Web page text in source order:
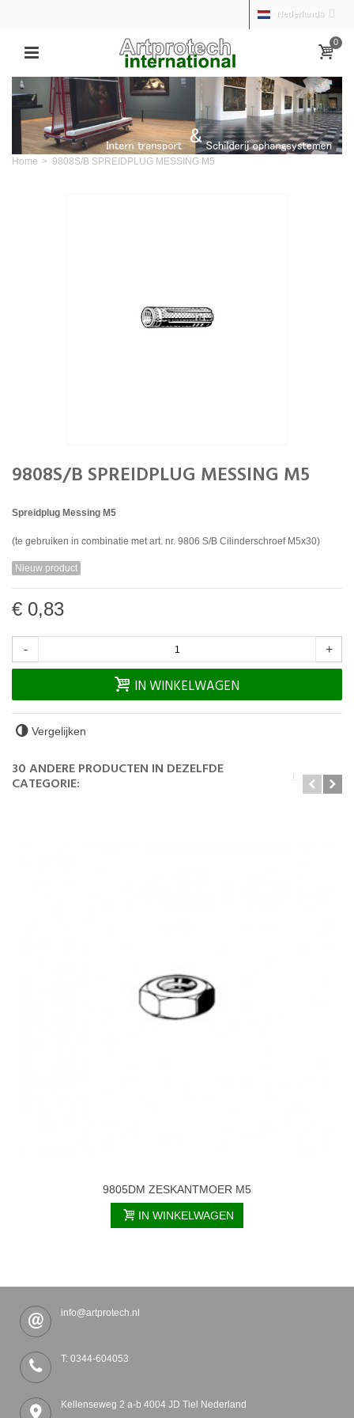
Nederlands
0
Home > 9808S/B SPREIDPLUG MESSING M5
9808S/B SPREIDPLUG MESSING M5
Spreidplug Messing M5
(te gebruiken in combinatie met art. nr. 9806 S/B Cilinderschroef M5x30)
Nieuw product
€ 0,83
- +
IN WINKELWAGEN
Vergelijken
30 ANDERE PRODUCTEN IN DEZELFDE
CATEGORIE:
9805DM ZESKANTMOER M5
IN WINKELWAGEN
info@artprotech.nl
T: 0344-604053
Kellenseweg 2 a-b 4004 JD Tiel Nederland